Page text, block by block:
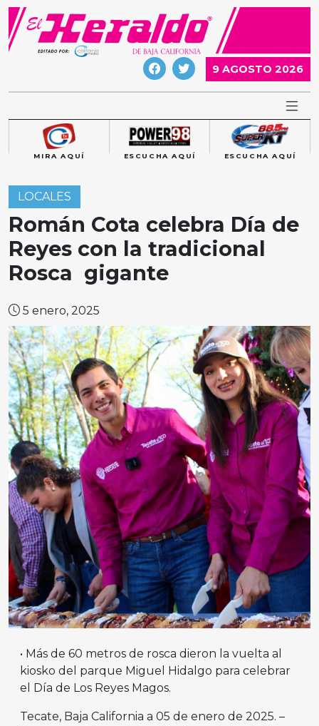
Skip
content
9 AGOSTO 2026
MIRA AQUÍ ESCUCHA AQUÍ ESCUCHA AQUÍ
LOCALES
Román Cota celebra Día de
Reyes con la tradicional
Rosca gigante
5 enero, 2025
• Más de 60 metros de rosca dieron la vuelta al
kiosko del parque Miguel Hidalgo para celebrar
el Día de Los Reyes Magos.
Tecate, Baja California a 05 de enero de 2025. –